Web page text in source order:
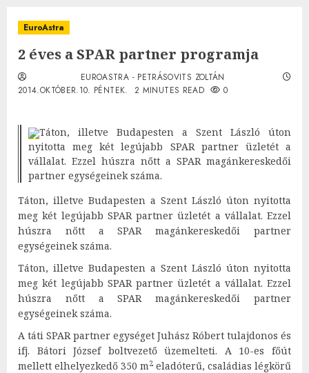
EuroAstra
2 éves a SPAR partner programja
EUROASTRA - PETRÁSOVITS ZOLTÁN
2014.OKTÓBER.10. PÉNTEK.
2 MINUTES READ 0
Táton, illetve Budapesten a Szent László úton
nyitotta meg két legújabb SPAR partner üzletét a
vállalat. Ezzel húszra nőtt a SPAR magánkereskedői
partner egységeinek száma.
Táton, illetve Budapesten a Szent László úton nyitotta
meg két legújabb SPAR partner üzletét a vállalat. Ezzel
húszra nőtt a SPAR magánkereskedői partner
egységeinek száma.
Táton, illetve Budapesten a Szent László úton nyitotta
meg két legújabb SPAR partner üzletét a vállalat. Ezzel
húszra nőtt a SPAR magánkereskedői partner
egységeinek száma.
A táti SPAR partner egységet Juhász Róbert tulajdonos és
ifj. Bátori József boltvezető üzemelteti. A 10-es főút
mellett elhelyezkedő 350 m2 eladóterű, családias légkörű